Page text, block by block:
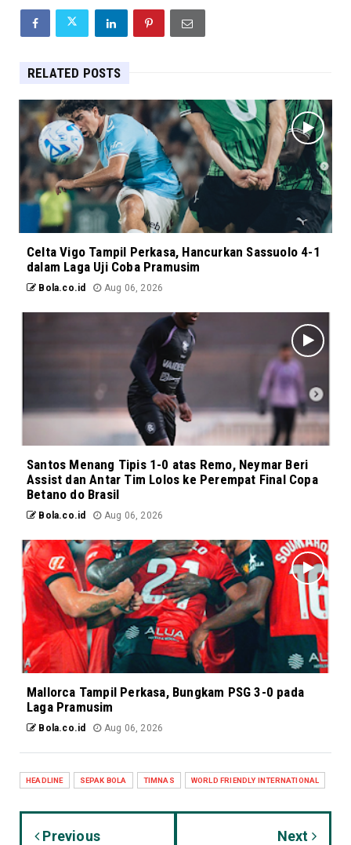
RELATED POSTS
Celta Vigo Tampil Perkasa, Hancurkan Sassuolo 4-1
dalam Laga Uji Coba Pramusim
Bola.co.id Aug 06, 2026
Santos Menang Tipis 1-0 atas Remo, Neymar Beri
Assist dan Antar Tim Lolos ke Perempat Final Copa
Betano do Brasil
Bola.co.id Aug 06, 2026
Mallorca Tampil Perkasa, Bungkam PSG 3-0 pada
Laga Pramusim
Bola.co.id Aug 06, 2026
HEADLINE SEPAK BOLA TIMNAS WORLD FRIENDLY INTERNATIONAL
Previous Next